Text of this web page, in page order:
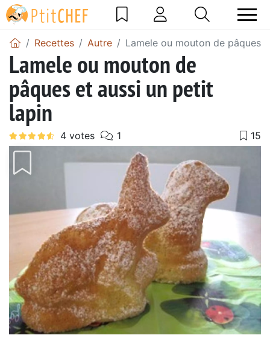
Recettes Autre Lamele ou mouton de pâques
Lamele ou mouton de
pâques et aussi un petit
lapin